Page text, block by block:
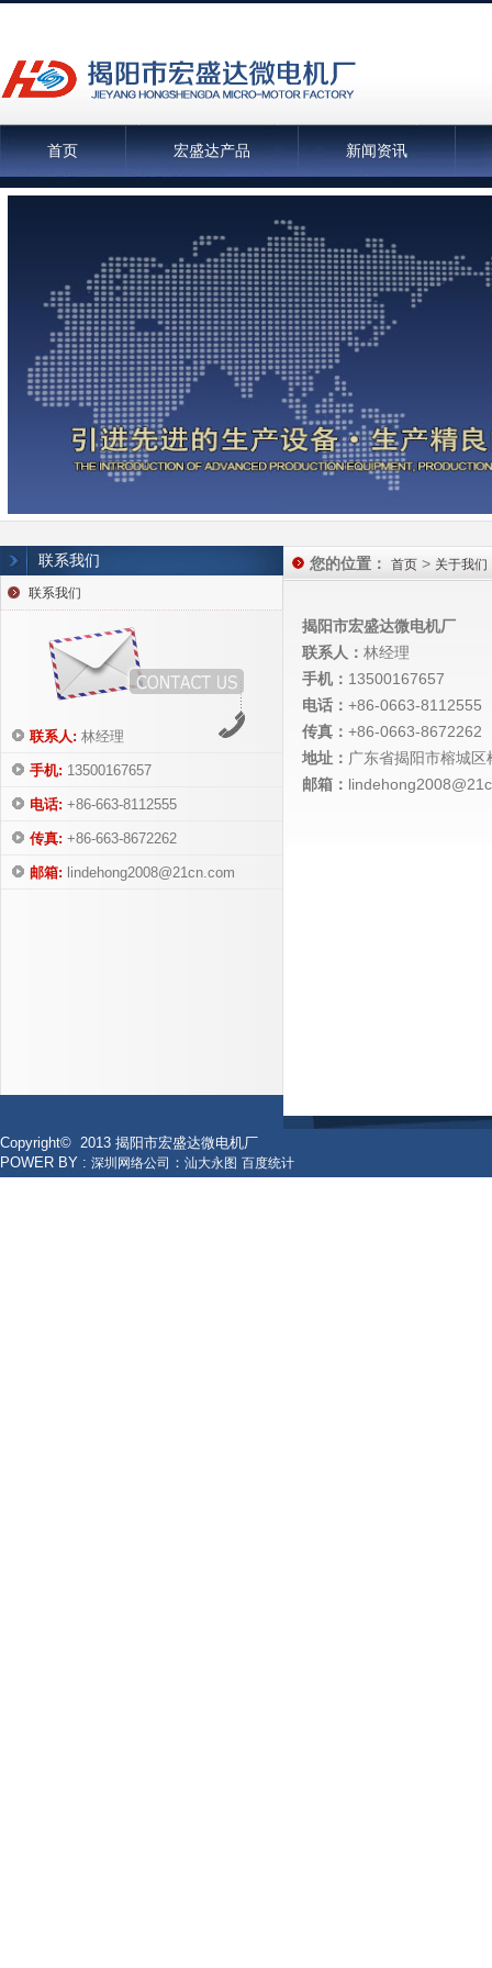
首页 宏盛达产品 新闻资讯
联系我们
联系我们
联系人: 林经理
手机: 13500167657
电话: +86-663-8112555
传真: +86-663-8672262
邮箱: lindehong2008@21cn.com
您的位置： 首页 > 关于我们
揭阳市宏盛达微电机厂
联系人： 林经理
手机： 13500167657
电话： +86-0663-8112555
传真： +86-0663-8672262
地址： 广东省揭阳市榕城
邮箱：
Copyright© 2013 揭阳市宏盛达微电机厂
POWER BY : 深圳网络公司 ： 汕大永图 百度统计